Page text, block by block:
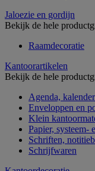
Jaloezie en gordijn
Bekijk de hele
Raamdecoratie
Kantoorartikelen
Bekijk de hele
Agenda,
Enveloppen en
Klein
Papier, systeem-
Schriften,
Schrijfwaren